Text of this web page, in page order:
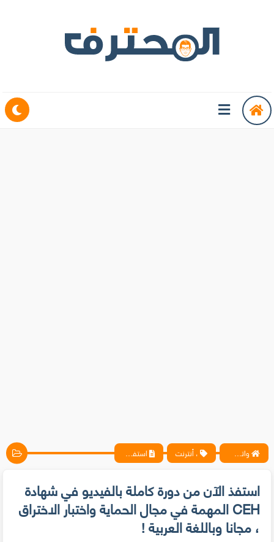
واتس آب ، فيسبوك ، أنترنت ، شروحات تقنية حصرية - المحترف ، أنترنت استفذ الآن من دورة كاملة بالفيديو في شهادة CEH المهمة في مجال الحماية واختبار الاختراق ، مجانا وباللغة العربية !
استفذ الآن من دورة كاملة بالفيديو في شهادة
CEH المهمة في مجال الحماية واختبار الاختراق
، مجانا وباللغة العربية !